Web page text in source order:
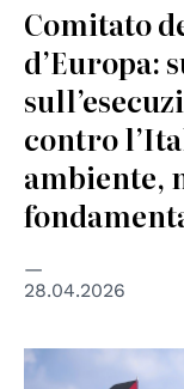
Comitato
d’Europa:
contro
ambiente,
28.04.2026